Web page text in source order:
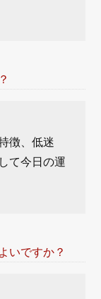
徴、低迷
て今日の運
いですか？